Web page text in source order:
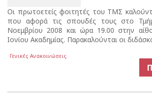
Οι πρωτοετείς φοιτητές του ΤΜΣ
που αφορά τις σπουδές τους στο
Νοεμβρίου 2008 και ώρα 19.00 στην
Ιονίου Ακαδημίας. Παρακαλούνται οι
Γενικές Ανακοινώσεις